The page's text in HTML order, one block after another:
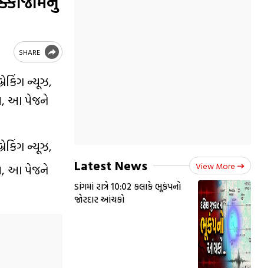
SHARE
ન્યૂઝ,
આ પેજને
ન્યૂઝ,
આ પેજને
Latest News View More
ડાંગમાં રાત્રે 10:02 કલાકે ભૂકંપનો
જોરદાર આંચકો